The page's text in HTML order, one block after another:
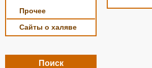
Прочее
Сайты о халяве
Поиск